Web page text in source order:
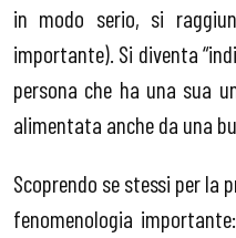
in modo serio, si
importante). Si diventa
persona che ha una sua
alimentata anche da una
Scoprendo se stessi per la
fenomenologia